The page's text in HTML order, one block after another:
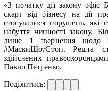
«З початку дії закону офіс
скарг від бізнесу на дії
стосувалися порушень, які
набуття чинності закону.
лише 1 звернення щодо
#МаскиШоуСтоп. Решта
здійснених
Павло Петренко.
Поділитись: